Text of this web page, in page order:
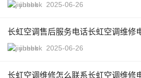
jiuhebk 2025-06-26
长虹空调售后服务电话长虹空调维修
jiuhebk 2025-06-26
长虹空调维修怎么联系长虹空调维修